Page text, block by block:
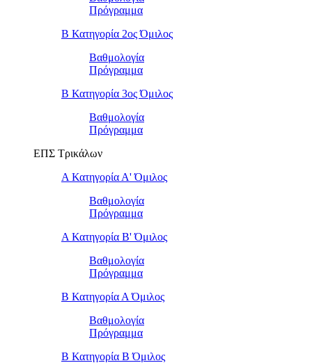
Πρόγραμμα
Β Κατηγορία 2ος Όμιλος
Βαθμολογία
Πρόγραμμα
Β Κατηγορία 3ος Όμιλος
Βαθμολογία
Πρόγραμμα
ΕΠΣ Τρικάλων
Α Κατηγορία Α' Όμιλος
Βαθμολογία
Πρόγραμμα
Α Κατηγορία Β' Όμιλος
Βαθμολογία
Πρόγραμμα
Β Κατηγορία Α Όμιλος
Βαθμολογία
Πρόγραμμα
Β Κατηγορία Β Όμιλος